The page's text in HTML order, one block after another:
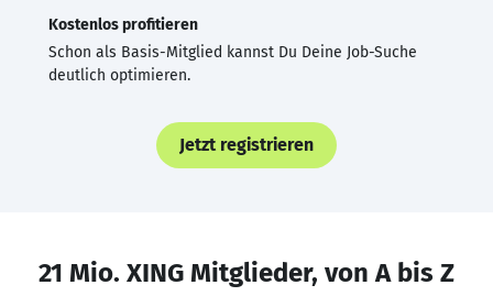
Kostenlos profitieren
Schon als Basis-Mitglied kannst Du Deine Job-Suche
deutlich optimieren.
Jetzt registrieren
21 Mio. XING Mitglieder, von A bis Z